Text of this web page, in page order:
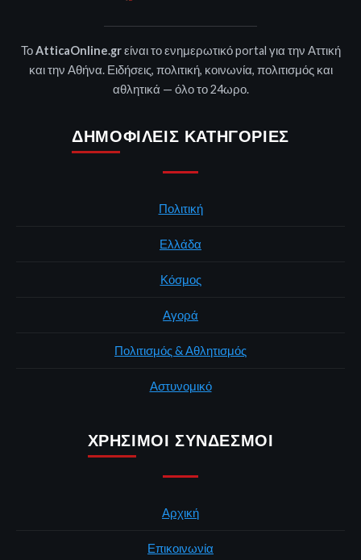
ΤοAtticaOnline.grείναι το ενημερωτικό portal για την Αττική
και την Αθήνα. Ειδήσεις, πολιτική, κοινωνία, πολιτισμός και
αθλητικά — όλο το 24ωρο.
ΔΗΜΟΦΙΛΕΊΣ ΚΑΤΗΓΟΡΊΕΣ
Πολιτική
Ελλάδα
Κόσμος
Αγορά
Πολιτισμός & Αθλητισμός
Αστυνομικό
ΧΡΉΣΙΜΟΙ ΣΎΝΔΕΣΜΟΙ
Αρχική
Επικοινωνία